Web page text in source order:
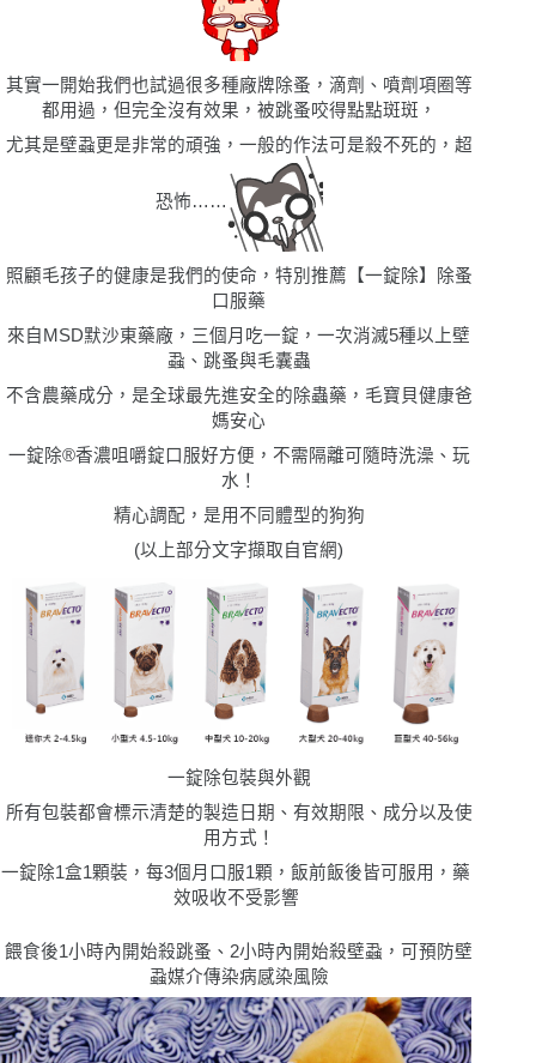
其實一開始我們也試過很多種廠牌除蚤，滴劑、噴劑項圈等
都用過，但完全沒有效果，被跳蚤咬得點點斑斑，
尤其是壁蝨更是非常的頑強，一般的作法可是殺不死的，超
恐怖……
照顧毛孩子的健康是我們的使命，特別推薦【一錠除】除蚤
口服藥
來自MSD默沙東藥廠，三個月吃一錠，一次消滅5種以上壁
蝨、跳蚤與毛囊蟲
不含農藥成分，是全球最先進安全的除蟲藥，毛寶貝健康爸
媽安心
一錠除®香濃咀嚼錠口服好方便，不需隔離可隨時洗澡、玩
水！
精心調配，是用不同體型的狗狗
(以上部分文字擷取自官網)
一錠除包裝與外觀
所有包裝都會標示清楚的製造日期、有效期限、成分以及使
用方式！
一錠除1盒1顆裝，每3個月口服1顆，飯前飯後皆可服用，藥
效吸收不受影響
餵食後1小時內開始殺跳蚤、2小時內開始殺壁蝨，可預防壁
蝨媒介傳染病感染風險